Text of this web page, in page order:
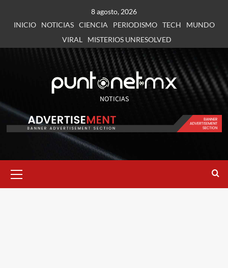
8 agosto, 2026
INICIO
NOTICIAS CIENCIA PERIODISMO TECH
MUNDO
VIRAL
MISTERIOS UNRESOLVED
NOTICIAS